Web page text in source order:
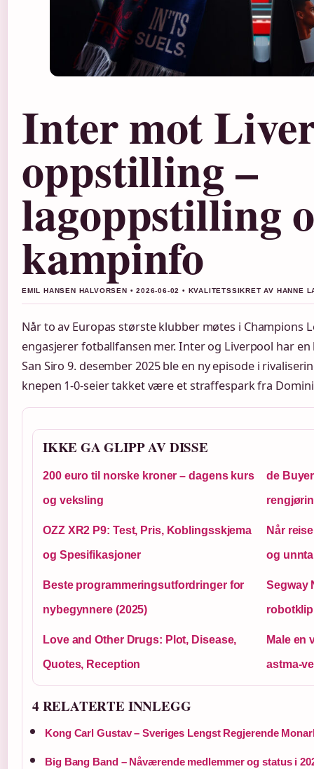
Inter mot
oppstilling –
lagoppstilling
kampinfo
EMIL HANSEN HALVORSEN • 2026-06-02 • KVALITETSSIKRET AV HANNE
Når to av Europas største klubber møtes i Champions
engasjerer fotballfansen mer. Inter og Liverpool har
San Siro 9. desember 2025 ble en ny episode i
knepen 1-0-seier takket være et straffespark fra
IKKE GA GLIPP AV DISSE
200 euro til norske kroner – dagens kurs
og veksling
de
OZZ XR2 P9: Test, Pris, Koblingsskjema
og Spesifikasjoner
Når
og
Beste programmeringsutfordringer for
nybegynnere (2025)
Segway
Love and Other Drugs: Plot, Disease,
Quotes, Reception
Male en
astma-
4 RELATERTE INNLEGG
Kong Carl Gustav – Sveriges Lengst Regjerende
Big Bang Band – Nåværende medlemmer og status i